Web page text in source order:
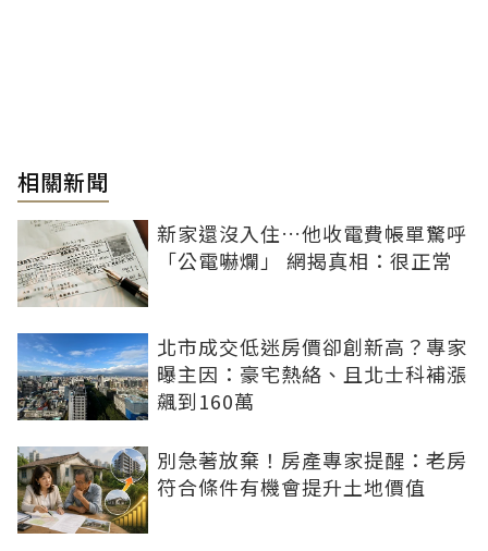
相關新聞
新家還沒入住…他收電費帳單驚呼
「公電嚇爛」 網揭真相：很正常
北市成交低迷房價卻創新高？專家
曝主因：豪宅熱絡、且北士科補漲
飆到160萬
別急著放棄！房產專家提醒：老房
符合條件有機會提升土地價值